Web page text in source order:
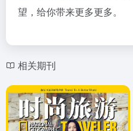
望，给你带来更多更多。
相关期刊